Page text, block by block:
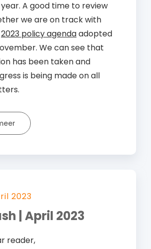
A good time to review
we are on track with
2023 policy agendaadopted
We can see that
has been taken and
is being made on all
2023
| April 2023
reader,